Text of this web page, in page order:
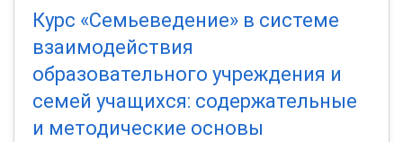
Курс «Семьеведение» в системе
взаимодействия
образовательного учреждения и
семей учащихся: содержательные
и методические основы